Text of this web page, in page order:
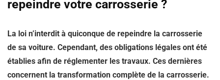
repeindre votre carrosserie ?
La loi n’interdit à quiconque de repeindre la carrosserie
de sa voiture. Cependant, des obligations légales ont été
établies afin de réglementer les travaux. Ces dernières
concernent la transformation complète de la carrosserie.